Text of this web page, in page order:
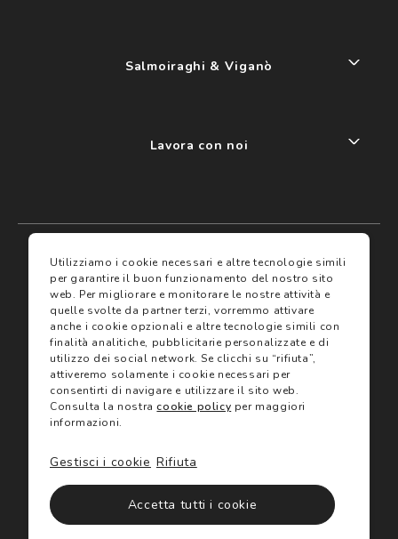
I miei preferiti
Assicurazioni
Servizi
Trova negozio
Gift Card
Salmoiraghi & Viganò
Lavora con noi
Termini e condizioni
Termini di vendita
Avvertenze e informazioni di sicurezza sui prodotti
Informativa sulla Privacy
Utilizzo dei cookie
Utilizziamo i cookie necessari e altre tecnologie simili
per garantire il buon funzionamento del nostro sito
web. Per migliorare e monitorare le nostre attività e
quelle svolte da partner terzi, vorremmo attivare
anche i cookie opzionali e altre tecnologie simili con
finalità analitiche, pubblicitarie personalizzate e di
utilizzo dei social network. Se clicchi su “rifiuta”,
attiveremo solamente i cookie necessari per
consentirti di navigare e utilizzare il sito web.
Consulta la nostracookie policy per maggiori
informazioni.
Accetta tutti i cookie
Rifiuta
Gestisci i cookie